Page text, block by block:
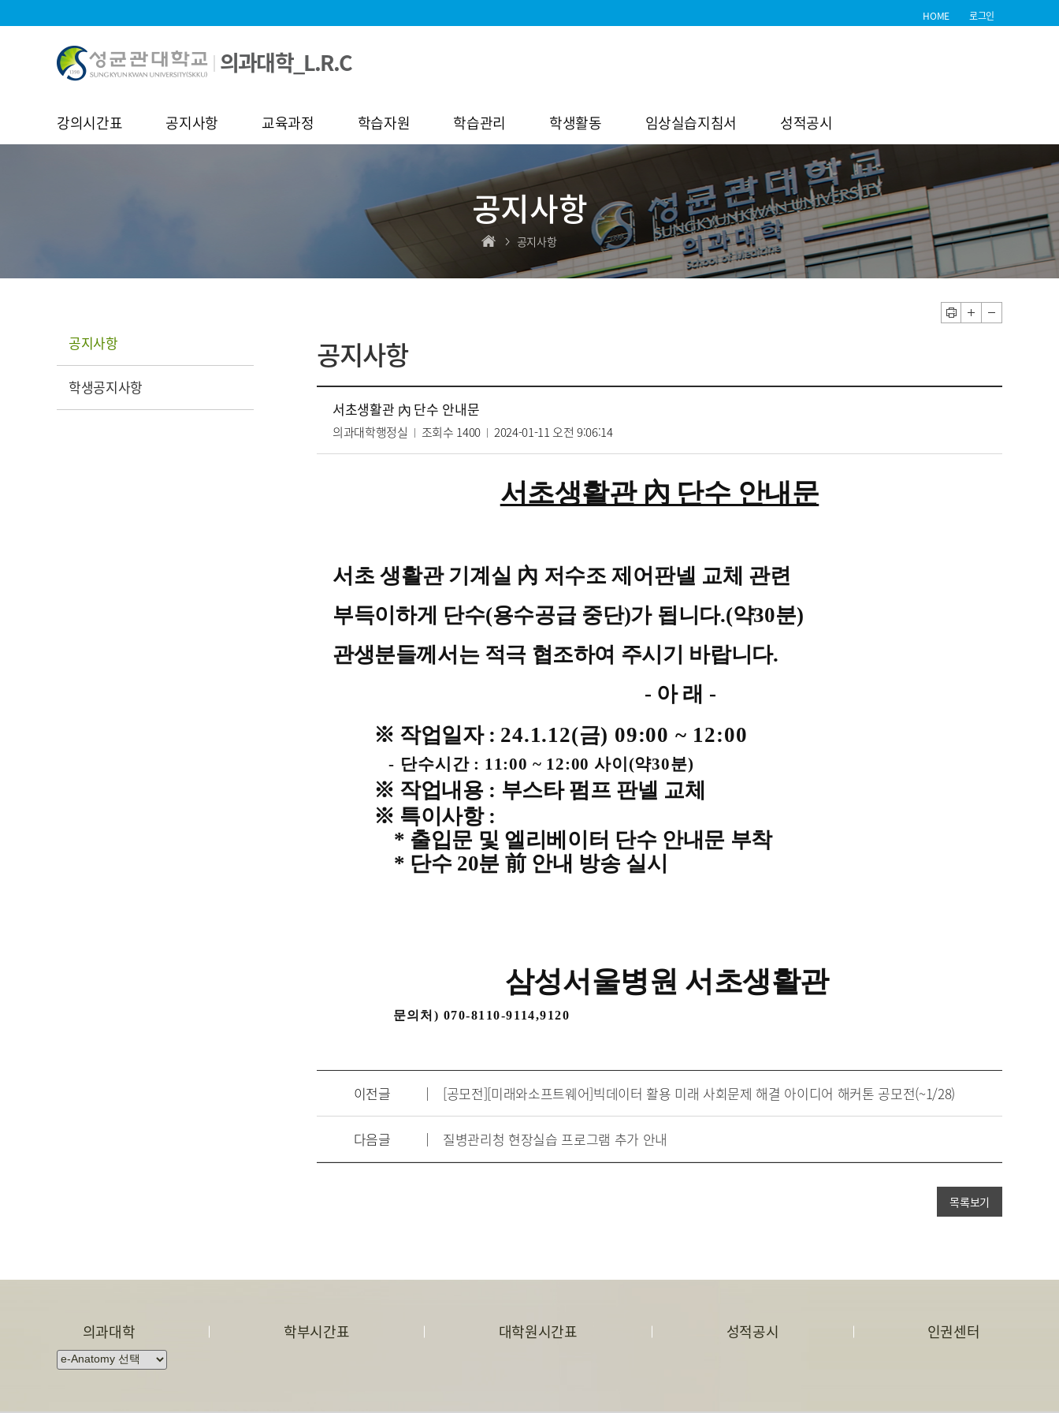
HOME 로그인
의과대학_L.R.C
강의시간표 공지사항 교육과정 학습자원 학습관리 학생활동 임상실습지침서 성적공시
공지사항
공지사항
공지사항
학생공지사항
공지사항
서초생활관 內 단수 안내문
의과대학행정실 조회수 1400 2024-01-11 오전 9:06:14
서초생활관 內 단수 안내문
서초 생활관 기계실 內 저수조 제어판넬 교체 관련
부득이하게 단수(용수공급 중단)가 됩니다.(약30분)
관생분들께서는 적극 협조하여 주시기 바랍니다.
- 아 래 -
※ 작업일자 : 24.1.12(금) 09:00 ~ 12:00
- 단수시간 : 11:00 ~ 12:00 사이(약30분)
※ 작업내용 : 부스타 펌프 판넬 교체
※ 특이사항 :
* 출입문 및 엘리베이터 단수 안내문 부착
* 단수 20분 前 안내 방송 실시
삼성서울병원 서초생활관
문의처) 070-8110-9114,9120
이전글 [공모전][미래와소프트웨어]빅데이터 활용 미래 사회문제 해결 아이디어 해커톤 공모전(~1/28)
다음글 질병관리청 현장실습 프로그램 추가 안내
목록보기
의과대학 학부시간표 대학원시간표 성적공시 인권센터